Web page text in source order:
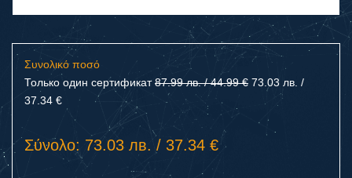
Συνολικό ποσό
Только один сертификат87.99 лв. / 44.99 € 73.03 лв. /
37.34 €
Σύνολο: 73.03 лв. / 37.34 €